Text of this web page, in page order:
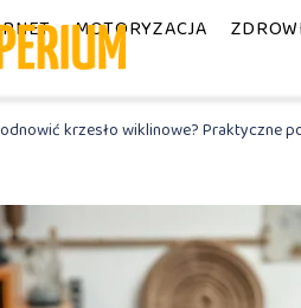
MOTORYZACJA
krzesło wiklinowe? Praktyczne